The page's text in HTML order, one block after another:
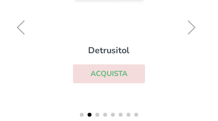
Detrusitol
ACQUISTA